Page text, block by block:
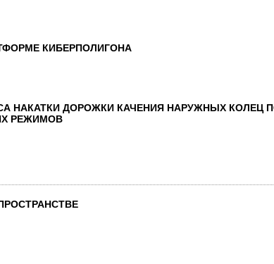
КИБЕРПОЛИГОНА
НАКАТКИ ДОРОЖКИ КАЧЕНИЯ НАРУЖНЫХ КОЛЕЦ
РЕЖИМОВ